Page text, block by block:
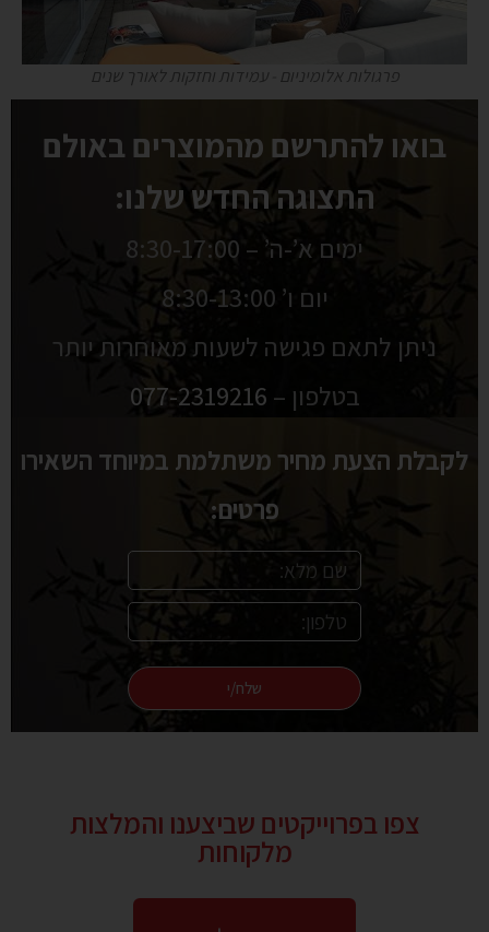
פרגולות אלומיניום - עמידות וחזקות לאורך שנים
בואו להתרשם מהמוצרים באולם
התצוגה החדש שלנו:
ימים א’-ה’ – 8:30-17:00
יום ו’ 8:30-13:00
ניתן לתאם פגישה לשעות מאוחרות יותר
בטלפון – 077-2319216
לקבלת הצעת מחיר משתלמת במיוחד השאירו
פרטים:
שלח/י
צפו בפרוייקטים שביצענו והמלצות
מלקוחות